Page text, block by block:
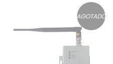
AGOTADO